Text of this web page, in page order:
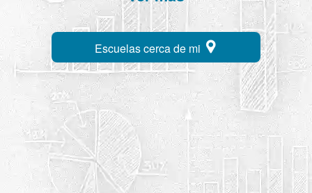
Escuelas cerca de mi